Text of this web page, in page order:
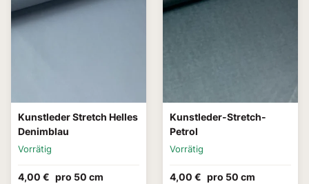
Kunstleder Stretch Helles
Denimblau
Vorrätig
4,00 € pro 50 cm
Kunstleder-Stretch-
Petrol
Vorrätig
4,00 € pro 50 cm